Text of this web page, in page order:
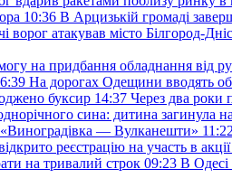
10:36 В Арцизькій громаді
ворог атакував місто Білгород-
на придбання обладнання від
На дорогах Одещини вводять
буксир 14:37 Через два роки
сина: дитина загинула на
«Виноградівка — Вулканешти» 11:22
реєстрацію на участь в
на тривалий строк 09:23 В Одесі